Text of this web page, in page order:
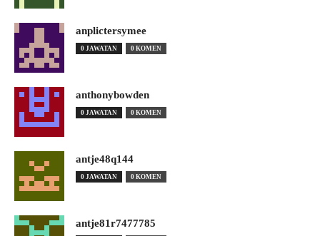
anplictersymee
0 JAWATAN 0 KOMEN
anthonybowden
0 JAWATAN 0 KOMEN
antje48q144
0 JAWATAN 0 KOMEN
antje81r7477785